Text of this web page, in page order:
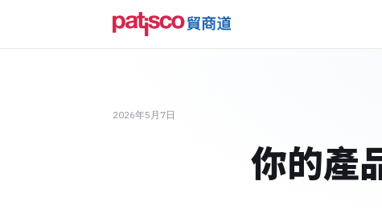
2026年5月7日
你的產